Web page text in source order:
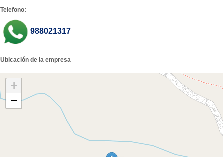
Telefono:
988021317
Ubicación de la empresa
+
−